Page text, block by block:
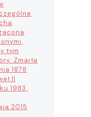
tym
Zmarła
1878
II
1983.
2015